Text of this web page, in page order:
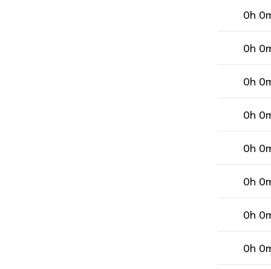
0h
0h
0h
0h
0h
0h
0h
0h